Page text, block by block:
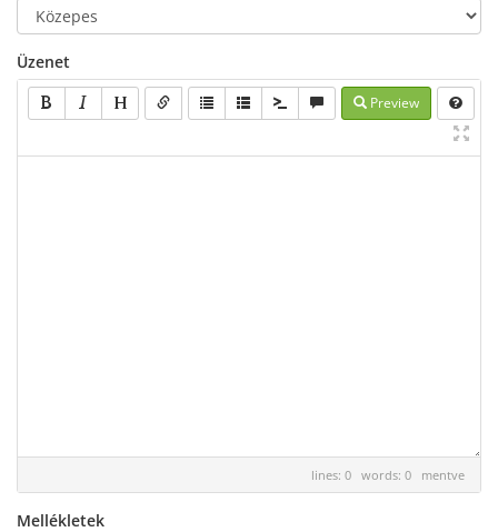
Üzenet
Preview
lines: 0 words: 0 mentve
Mellékletek